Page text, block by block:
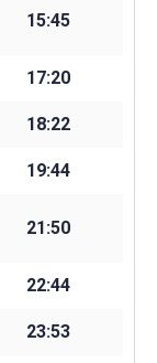
15:45
17:20
18:22
19:44
21:50
22:44
23:53